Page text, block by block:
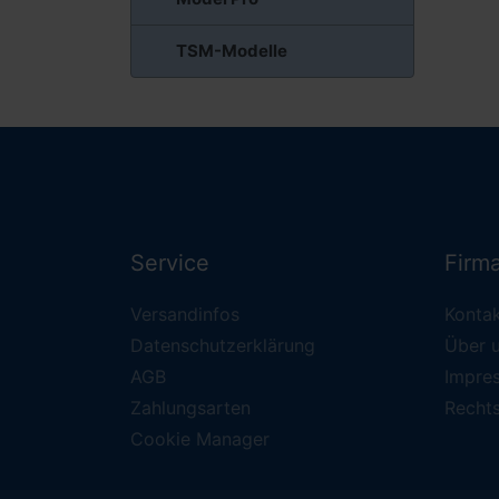
TSM-Modelle
Service
Versandinfos
Datenschutzerklärung
AGB
Zahlungsarten
Cookie Manager
Über